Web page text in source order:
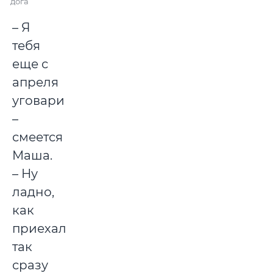
– Я
тебя
еще с
апреля
уговаривала!
–
смеется
Маша.
– Ну
ладно,
как
приехала,
так
сразу